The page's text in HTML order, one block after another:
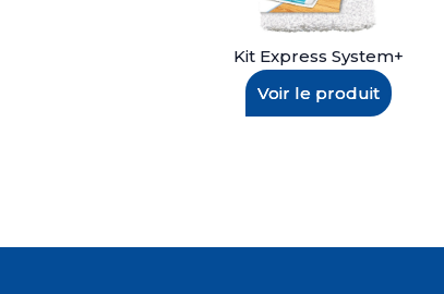
Kit Express System+
Voir le produit